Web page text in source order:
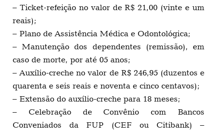
– Ticket-refeição no valor de R$ 21,00 (vinte e um
reais);
– Plano de Assistência Médica e Odontológica;
– Manutenção dos dependentes (remissão), em
caso de morte, por até 05 anos;
– Auxílio-creche no valor de R$ 246,95 (duzentos e
quarenta e seis reais e noventa e cinco centavos);
– Extensão do auxílio-creche para 18 meses;
– Celebração de Convênio com Bancos
Conveniados da FUP (CEF ou Citibank) –